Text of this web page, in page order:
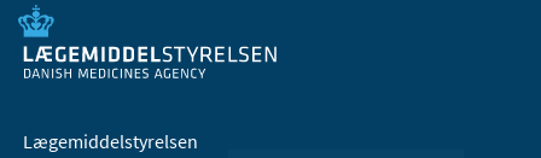
Lægemiddelstyrelsen